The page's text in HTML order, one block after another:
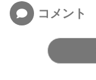
コメント